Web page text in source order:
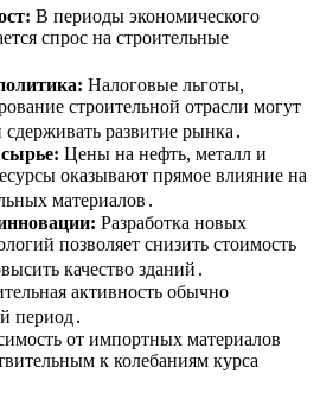
В периоды экономического
спрос на строительные
Налоговые льготы,
строительной отрасли могут
развитие рынка․
Цены на нефть, металл и
оказывают прямое влияние на
материалов․
Разработка новых
позволяет снизить стоимость
качество зданий․
активность обычно
период․
от импортных материалов
к колебаниям курса